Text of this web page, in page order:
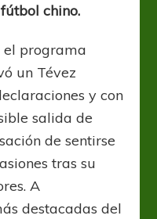
chino.
el programa
un Tévez
y con
salida de
de sentirse
tras su
A
destacadas del